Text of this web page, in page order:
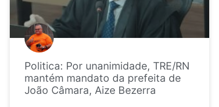
Politica: Por unanimidade, TRE/RN
mantém mandato da prefeita de
João Câmara, Aize Bezerra